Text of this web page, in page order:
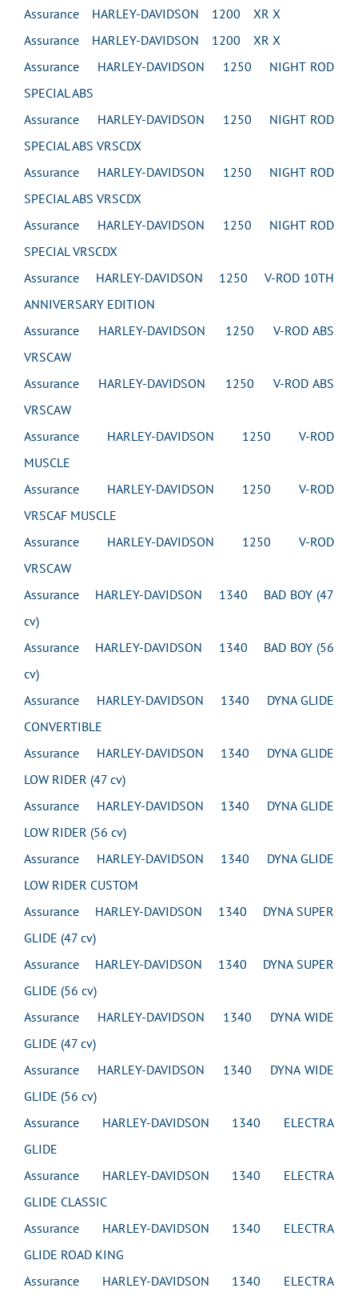
Assurance HARLEY-DAVIDSON 1200 XR X
Assurance HARLEY-DAVIDSON 1200 XR X
Assurance HARLEY-DAVIDSON 1250 NIGHT ROD
SPECIAL ABS
Assurance HARLEY-DAVIDSON 1250 NIGHT ROD
SPECIAL ABS VRSCDX
Assurance HARLEY-DAVIDSON 1250 NIGHT ROD
SPECIAL ABS VRSCDX
Assurance HARLEY-DAVIDSON 1250 NIGHT ROD
SPECIAL VRSCDX
Assurance HARLEY-DAVIDSON 1250 V-ROD 10TH
ANNIVERSARY EDITION
Assurance HARLEY-DAVIDSON 1250 V-ROD ABS
VRSCAW
Assurance HARLEY-DAVIDSON 1250 V-ROD ABS
VRSCAW
Assurance HARLEY-DAVIDSON 1250 V-ROD
MUSCLE
Assurance HARLEY-DAVIDSON 1250 V-ROD
VRSCAF MUSCLE
Assurance HARLEY-DAVIDSON 1250 V-ROD
VRSCAW
Assurance HARLEY-DAVIDSON 1340 BAD BOY (47
cv)
Assurance HARLEY-DAVIDSON 1340 BAD BOY (56
cv)
Assurance HARLEY-DAVIDSON 1340 DYNA GLIDE
CONVERTIBLE
Assurance HARLEY-DAVIDSON 1340 DYNA GLIDE
LOW RIDER (47 cv)
Assurance HARLEY-DAVIDSON 1340 DYNA GLIDE
LOW RIDER (56 cv)
Assurance HARLEY-DAVIDSON 1340 DYNA GLIDE
LOW RIDER CUSTOM
Assurance HARLEY-DAVIDSON 1340 DYNA SUPER
GLIDE (47 cv)
Assurance HARLEY-DAVIDSON 1340 DYNA SUPER
GLIDE (56 cv)
Assurance HARLEY-DAVIDSON 1340 DYNA WIDE
GLIDE (47 cv)
Assurance HARLEY-DAVIDSON 1340 DYNA WIDE
GLIDE (56 cv)
Assurance HARLEY-DAVIDSON 1340 ELECTRA
GLIDE
Assurance HARLEY-DAVIDSON 1340 ELECTRA
GLIDE CLASSIC
Assurance HARLEY-DAVIDSON 1340 ELECTRA
GLIDE ROAD KING
Assurance HARLEY-DAVIDSON 1340 ELECTRA